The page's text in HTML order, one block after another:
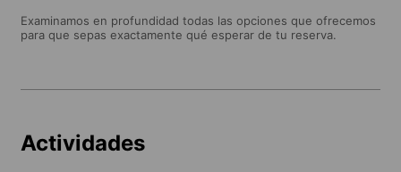
Examinamos en profundidad todas las opciones que ofrecemos
para que sepas exactamente qué esperar de tu reserva.
Actividades